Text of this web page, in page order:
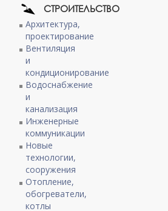
СТРОИТЕЛЬСТВО
Архитектура,
проектирование
Вентиляция
и
кондиционирование
Водоснабжение
и
канализация
Инженерные
коммуникации
Новые
технологии,
сооружения
Отопление,
обогреватели,
котлы